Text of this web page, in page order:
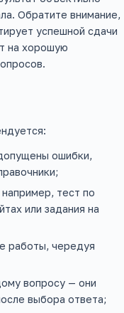
Обратите внимание,
успешной сдачи
на хорошую
ошибки,
тест по
или задания на
работы, чередуя
вопросу — они
выбора ответа;